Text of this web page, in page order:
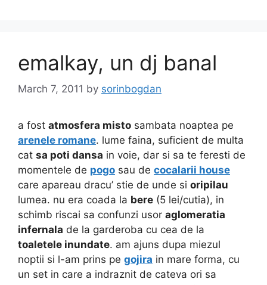
emalkay, un dj banal
March 7, 2011 by sorinbogdan
a fost atmosfera misto sambata noaptea pe
arenele romane. lume faina, suficient de multa
cat sa poti dansa in voie, dar si sa te feresti de
momentele de pogo sau de cocalarii house
care apareau dracu’ stie de unde si oripilau
lumea. nu era coada la bere (5 lei/cutia), in
schimb riscai sa confunzi usor aglomeratia
infernala de la garderoba cu cea de la
toaletele inundate. am ajuns dupa miezul
noptii si l-am prins pe gojira in mare forma, cu
un set in care a indraznit de cateva ori sa